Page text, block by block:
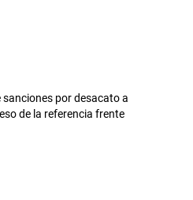
sanciones por desacato a
de la referencia frente